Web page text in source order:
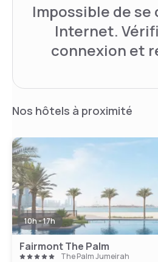
Impossible de
Internet.
connexion et
Nos hôtels à proximité
10h - 17h
Fairmont The Palm
The Palm Jumeirah